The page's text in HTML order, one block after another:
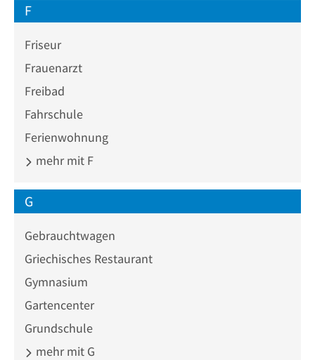
F
Friseur
Frauenarzt
Freibad
Fahrschule
Ferienwohnung
mehr mit F
G
Gebrauchtwagen
Griechisches Restaurant
Gymnasium
Gartencenter
Grundschule
mehr mit G